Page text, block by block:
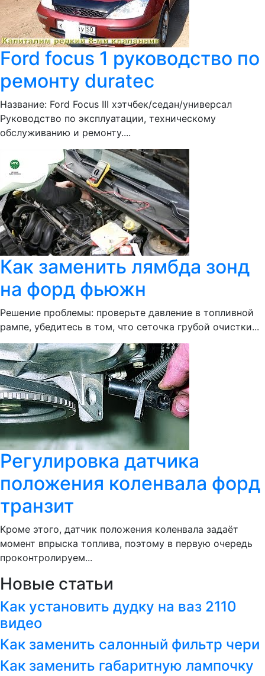
Ford focus 1 руководство по
ремонту duratec
Название: Ford Focus III хэтчбек/седан/универсал
Руководство по эксплуатации, техническому
обслуживанию и ремонту....
Как заменить лямбда зонд
на форд фьюжн
Решение проблемы: проверьте давление в топливной
рампе, убедитесь в том, что сеточка грубой очистки...
Регулировка датчика
положения коленвала форд
транзит
Кроме этого, датчик положения коленвала задаёт
момент впрыска топлива, поэтому в первую очередь
проконтролируем...
Новые статьи
Как установить дудку на ваз 2110
видео
Как заменить салонный фильтр чери
Как заменить габаритную лампочку